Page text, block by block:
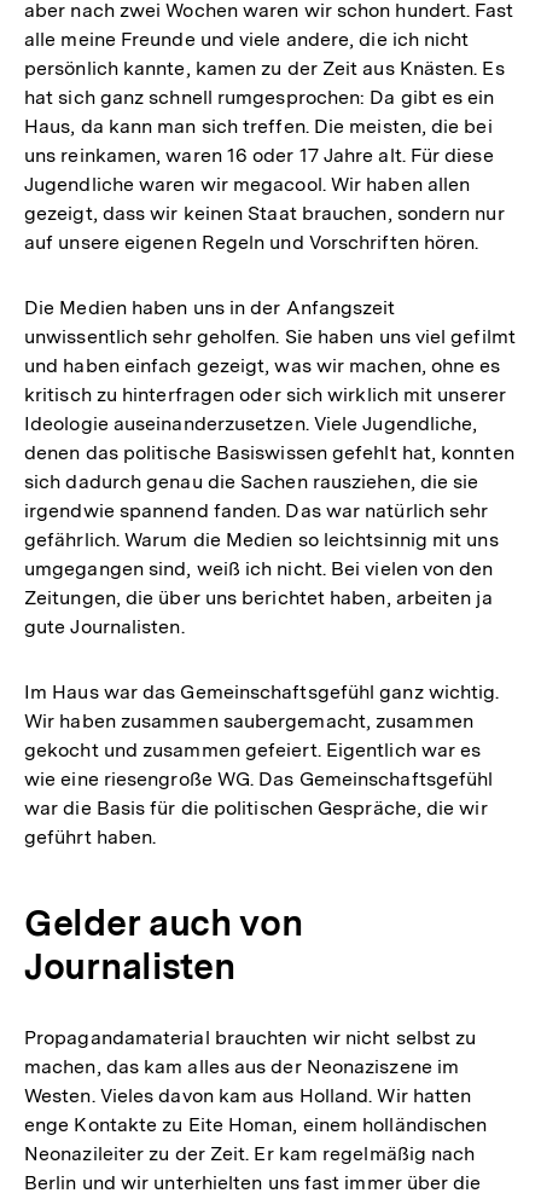
aber nach zwei Wochen waren wir schon hundert. Fast
alle meine Freunde und viele andere, die ich nicht
persönlich kannte, kamen zu der Zeit aus Knästen. Es
hat sich ganz schnell rumgesprochen: Da gibt es ein
Haus, da kann man sich treffen. Die meisten, die bei
uns reinkamen, waren 16 oder 17 Jahre alt. Für diese
Jugendliche waren wir megacool. Wir haben allen
gezeigt, dass wir keinen Staat brauchen, sondern nur
auf unsere eigenen Regeln und Vorschriften hören.
Die Medien haben uns in der Anfangszeit
unwissentlich sehr geholfen. Sie haben uns viel gefilmt
und haben einfach gezeigt, was wir machen, ohne es
kritisch zu hinterfragen oder sich wirklich mit unserer
Ideologie auseinanderzusetzen. Viele Jugendliche,
denen das politische Basiswissen gefehlt hat, konnten
sich dadurch genau die Sachen rausziehen, die sie
irgendwie spannend fanden. Das war natürlich sehr
gefährlich. Warum die Medien so leichtsinnig mit uns
umgegangen sind, weiß ich nicht. Bei vielen von den
Zeitungen, die über uns berichtet haben, arbeiten ja
gute Journalisten.
Im Haus war das Gemeinschaftsgefühl ganz wichtig.
Wir haben zusammen saubergemacht, zusammen
gekocht und zusammen gefeiert. Eigentlich war es
wie eine riesengroße WG. Das Gemeinschaftsgefühl
war die Basis für die politischen Gespräche, die wir
geführt haben.
Gelder auch von
Journalisten
Propagandamaterial brauchten wir nicht selbst zu
machen, das kam alles aus der Neonaziszene im
Westen. Vieles davon kam aus Holland. Wir hatten
enge Kontakte zu Eite Homan, einem holländischen
Neonazileiter zu der Zeit. Er kam regelmäßig nach
Berlin und wir unterhielten uns fast immer über die